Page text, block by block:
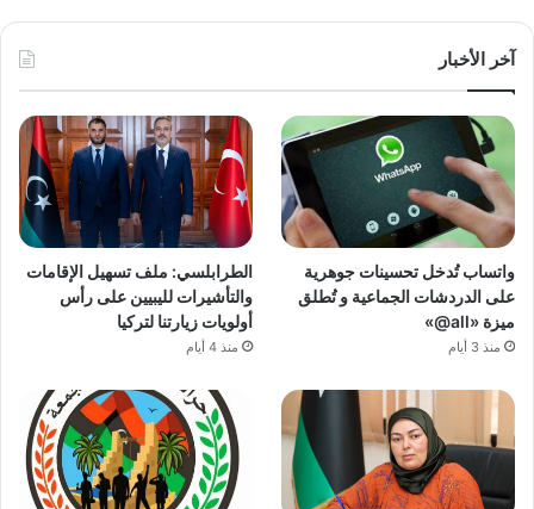
آخر الأخبار
واتساب تُدخل تحسينات جوهرية
على الدردشات الجماعية و تُطلق
ميزة «all@»
منذ 3 أيام
الطرابلسي: ملف تسهيل الإقامات
والتأشيرات لليبيين على رأس
أولويات زيارتنا لتركيا
منذ 4 أيام